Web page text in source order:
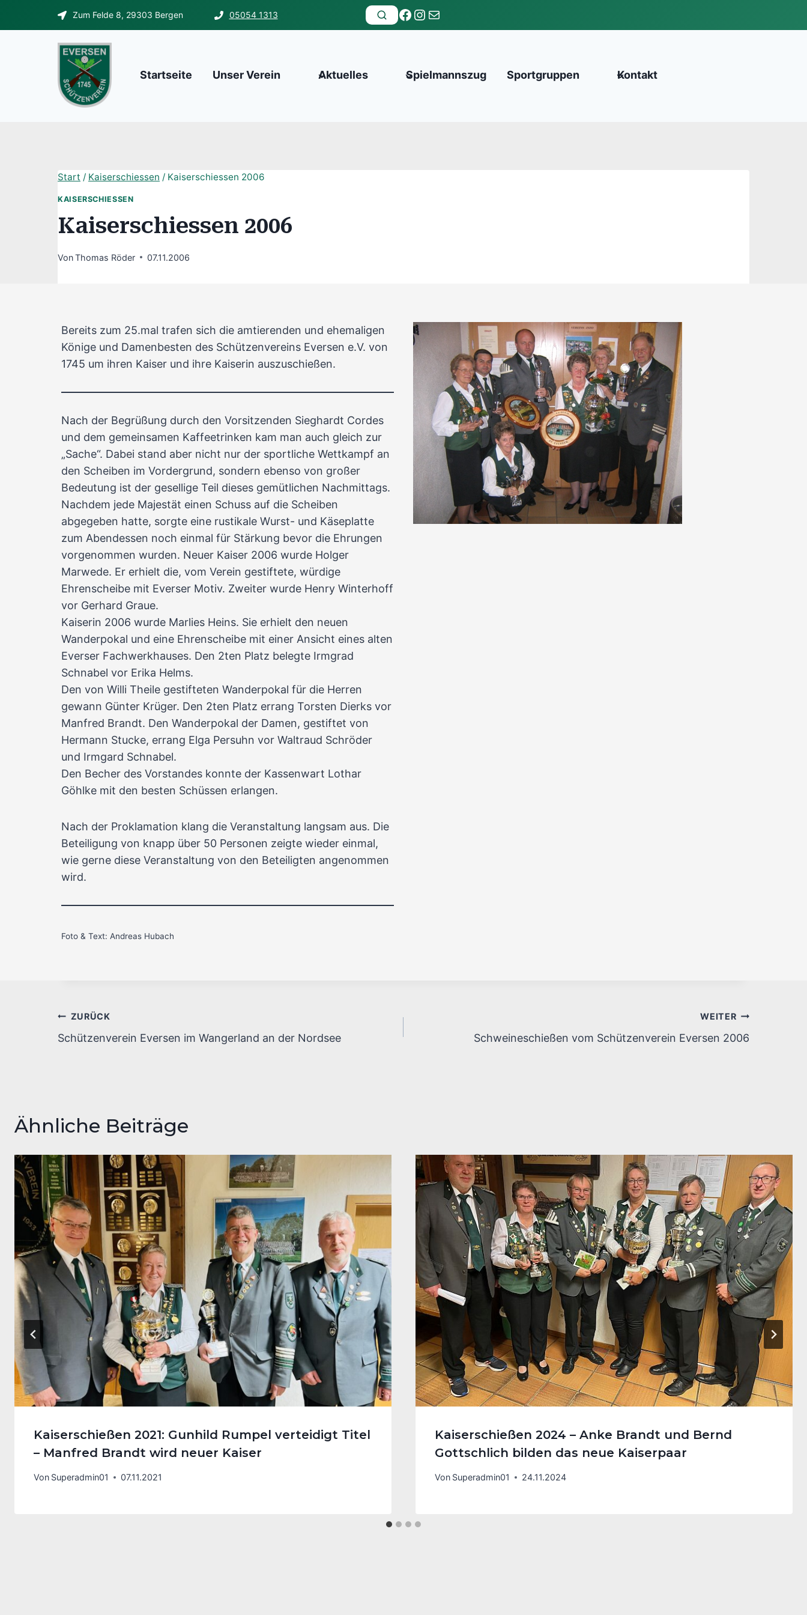
Zum Felde 8, 29303 Bergen 05054 1313 Facebook
Instagram
E-Mail
Startseite Unser Verein Aktuelles Spielmannszug Sportgruppen Kontakt
Start / Kaiserschiessen / Kaiserschiessen 2006
KAISERSCHIESSEN
Kaiserschiessen 2006
VonThomas Röder 07.11.2006
Bereits zum 25.mal trafen sich die amtierenden und ehemaligen
Könige und Damenbesten des Schützenvereins Eversen e.V. von
1745 um ihren Kaiser und ihre Kaiserin auszuschießen.
Nach der Begrüßung durch den Vorsitzenden Sieghardt Cordes
und dem gemeinsamen Kaffeetrinken kam man auch gleich zur
„Sache“. Dabei stand aber nicht nur der sportliche Wettkampf an
den Scheiben im Vordergrund, sondern ebenso von großer
Bedeutung ist der gesellige Teil dieses gemütlichen Nachmittags.
Nachdem jede Majestät einen Schuss auf die Scheiben
abgegeben hatte, sorgte eine rustikale Wurst- und Käseplatte
zum Abendessen noch einmal für Stärkung bevor die Ehrungen
vorgenommen wurden. Neuer Kaiser 2006 wurde Holger
Marwede. Er erhielt die, vom Verein gestiftete, würdige
Ehrenscheibe mit Everser Motiv. Zweiter wurde Henry Winterhoff
vor Gerhard Graue.
Kaiserin 2006 wurde Marlies Heins. Sie erhielt den neuen
Wanderpokal und eine Ehrenscheibe mit einer Ansicht eines alten
Everser Fachwerkhauses. Den 2ten Platz belegte Irmgrad
Schnabel vor Erika Helms.
Den von Willi Theile gestifteten Wanderpokal für die Herren
gewann Günter Krüger. Den 2ten Platz errang Torsten Dierks vor
Manfred Brandt. Den Wanderpokal der Damen, gestiftet von
Hermann Stucke, errang Elga Persuhn vor Waltraud Schröder
und Irmgard Schnabel.
Den Becher des Vorstandes konnte der Kassenwart Lothar
Göhlke mit den besten Schüssen erlangen.
Nach der Proklamation klang die Veranstaltung langsam aus. Die
Beteiligung von knapp über 50 Personen zeigte wieder einmal,
wie gerne diese Veranstaltung von den Beteiligten angenommen
wird.
Foto & Text: Andreas Hubach
Beitragsnavigation
ZURÜCK
Schützenverein Eversen im Wangerland an der Nordsee
WEITER
Schweineschießen vom Schützenverein Eversen 2006
Ähnliche Beiträge
Kaiserschießen 2021: Gunhild Rumpel verteidigt Titel
– Manfred Brandt wird neuer Kaiser
Von Superadmin01 07.11.2021
Kaiserschießen 2024 – Anke Brandt und Bernd
Gottschlich bilden das neue Kaiserpaar
Von Superadmin01 24.11.2024